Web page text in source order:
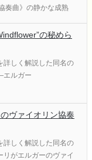
奏曲》の静かな成熟
の秘めら
詳しく解説した同名の
エルガー
ヴァイオリン協奏
詳しく解説した同名の
がエルガーのヴァイ